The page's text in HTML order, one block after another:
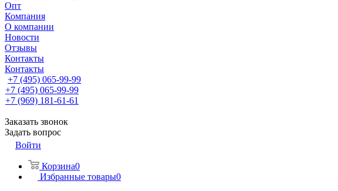
Опт
Компания
О компании
Новости
Отзывы
Контакты
Контакты
+7 (495) 065-99-99
+7 (495) 065-99-99
+7 (969) 181-61-61
Заказать звонок
Задать вопрос
Войти
Корзина0
Избранные товары0